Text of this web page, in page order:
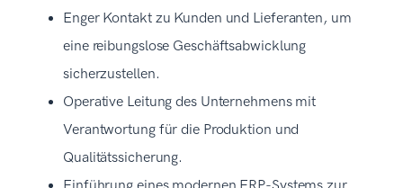
Enger Kontakt zu Kunden und Lieferanten, um
eine reibungslose Geschäftsabwicklung
sicherzustellen.
Operative Leitung des Unternehmens mit
Verantwortung für die Produktion und
Qualitätssicherung.